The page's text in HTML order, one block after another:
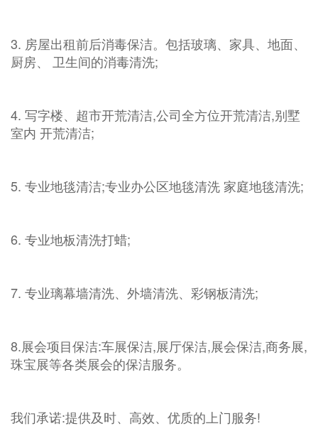
3. 房屋出租前后消毒保洁。包括玻璃、家具、地面、
厨房、 卫生间的消毒清洗;
4. 写字楼、超市开荒清洁,公司全方位开荒清洁,别墅
室内 开荒清洁;
5. 专业地毯清洁;专业办公区地毯清洗 家庭地毯清洗;
6. 专业地板清洗打蜡;
7. 专业璃幕墙清洗、外墙清洗、彩钢板清洗;
8.展会项目保洁:车展保洁,展厅保洁,展会保洁,商务展,
珠宝展等各类展会的保洁服务。
我们承诺:提供及时、高效、优质的上门服务!